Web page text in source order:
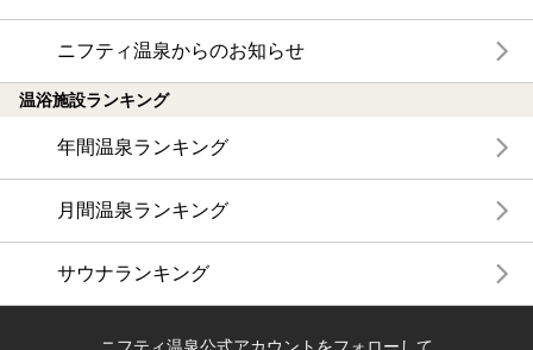
ニフティ温泉からのお知らせ
温浴施設ランキング
年間温泉ランキング
月間温泉ランキング
サウナランキング